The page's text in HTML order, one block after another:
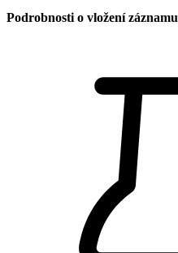
Podrobnosti o vložení záznamu